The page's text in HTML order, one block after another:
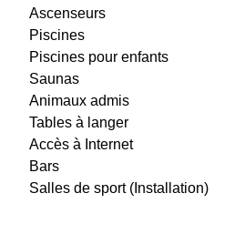
Ascenseurs
Piscines
Piscines pour enfants
Saunas
Animaux admis
Tables à langer
Accès à Internet
Bars
Salles de sport (Installation)